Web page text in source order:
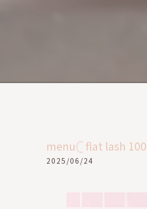
menu𓊆 flat lash
2025/06/24